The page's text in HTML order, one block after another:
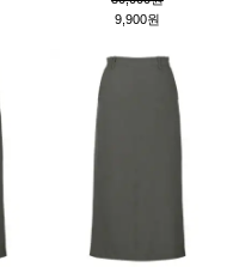
9,900원